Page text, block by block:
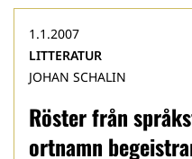
Röster från
ortnamn
1.1.2007
LITTERATUR
JOHAN SCHALIN